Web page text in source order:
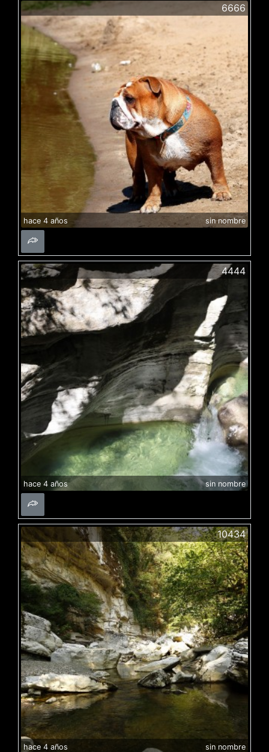
6666
hace 4 años sin nombre
4444
hace 4 años sin nombre
10434
hace 4 años sin nombre